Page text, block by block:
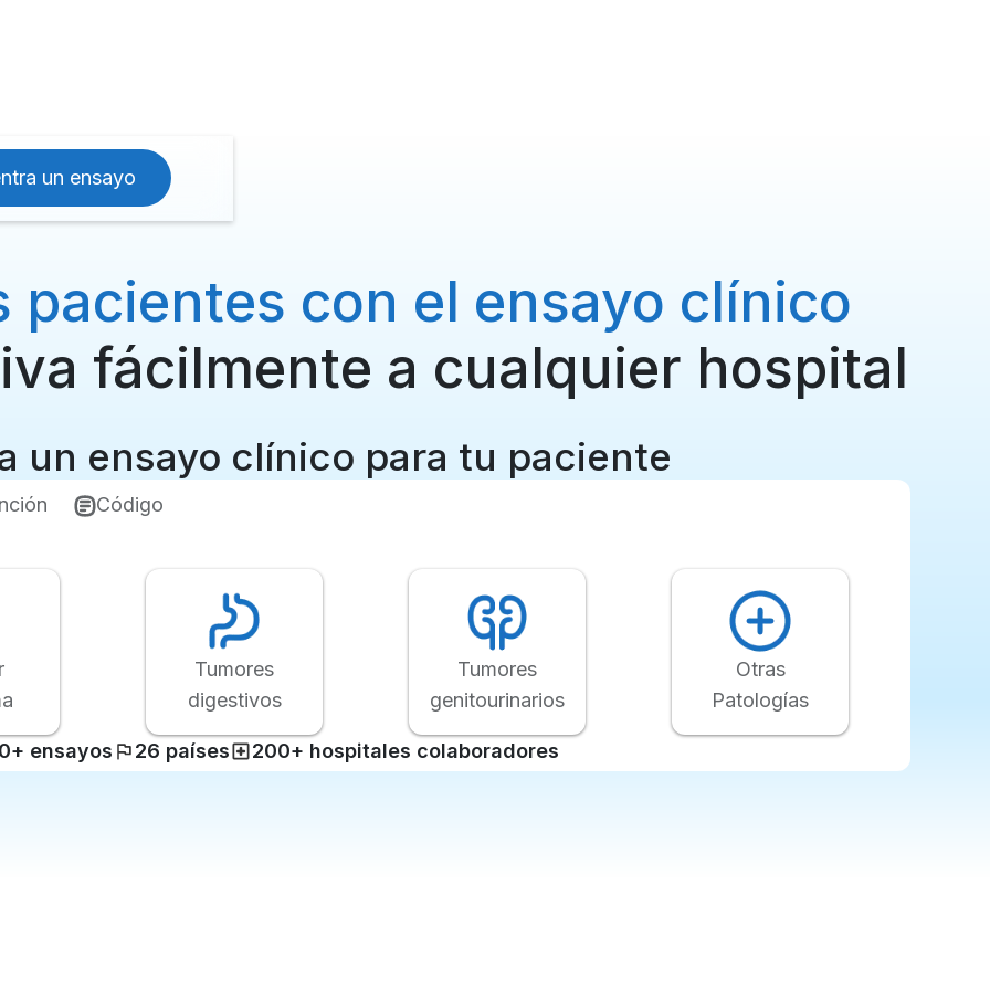
un ensayo
pacientes con el ensayo clínico
fácilmente a cualquier hospital
un ensayo clínico para tu paciente
Código
Tumores
digestivos
Tumores
genitourinarios
Otras
Patologías
ensayos 26 países 200+ hospitales colaboradores